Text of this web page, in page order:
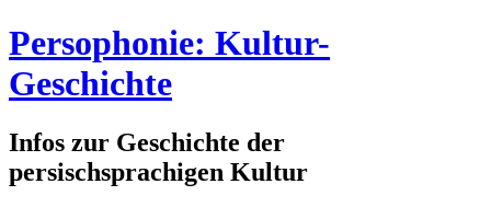
Persophonie: Kultur-
Geschichte
Infos zur Geschichte der
persischsprachigen Kultur